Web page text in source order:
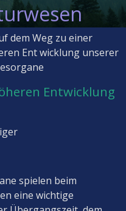
dem Weg zu einer
Ent wicklung unserer
Entwicklung
spielen beim
eine wichtige